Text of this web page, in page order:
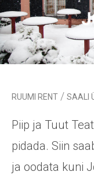
RUUMI RENT / SAALI
Piip ja Tuut
pidada. Siin
ja oodata kuni